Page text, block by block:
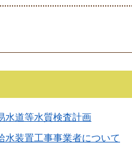
水道等水質検査計画
水装置工事事業者について